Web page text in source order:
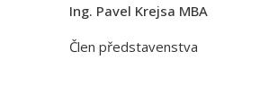
Ing. Pavel Krejsa MBA
Člen představenstva